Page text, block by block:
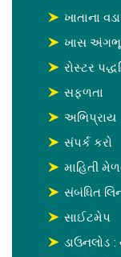
ખાતાના
ખાસ
રોસ્‍ટર
સફળતા
અભિપ્રાય
સંપર્ક કરો
માહિતી
સંબંધિત
સાઈટમેપ
ડાઉનલોડ :